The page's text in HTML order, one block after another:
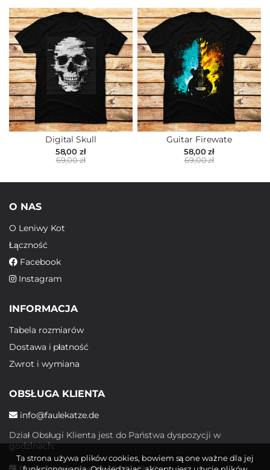
Digital Skull
58,00 zł
69,00 zł
Guitar Firewate
58,00 zł
69,00 zł
O NAS
O Leniwy Kot
Łączność
Facebook
Instagram
INFORMACJA
Tabela rozmiarów
Dostawa i płatność
Zwrot i wymiana
OBSŁUGA KLIENTA
info@faulekatze.de
Dział Obsługi Klienta jest do Państwa dyspozycji w
godzinach:
Ta strona używa plików cookies, bowiem są one ważne dla jej